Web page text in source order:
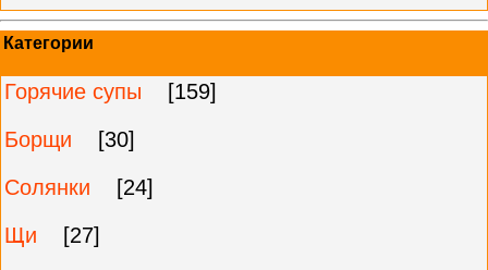
Категории
Горячие супы
[159]
Борщи
[30]
Солянки
[24]
Щи
[27]